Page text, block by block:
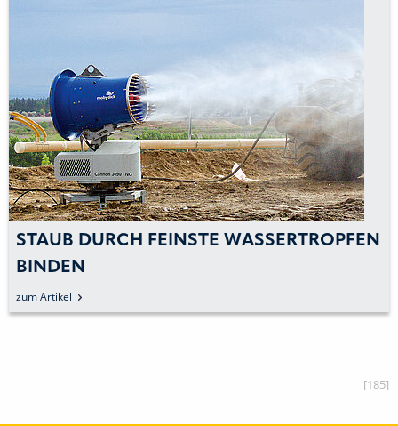
STAUB DURCH FEINSTE WASSERTROPFEN
BINDEN
zum Artikel
[185]